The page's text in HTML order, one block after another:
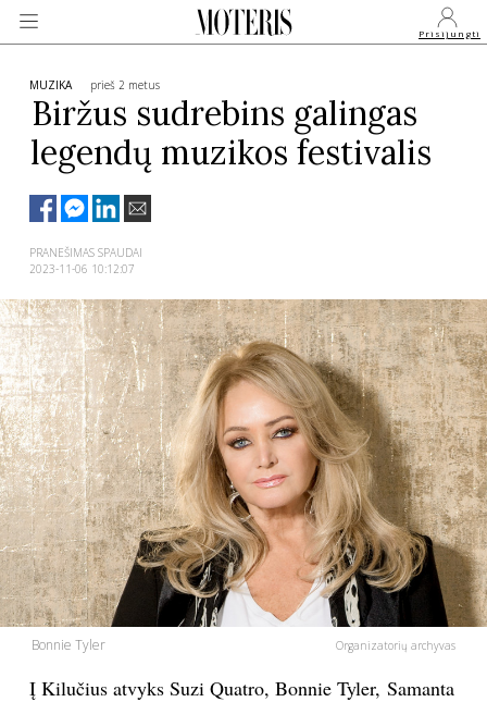
Prisijungti
VEIDAI
MONARCHIJA
GROŽIS
SVEIKATA
APIE MANE
PSICHOLOGIJA
HOROSKOPAI
ASTROLOGIJA
MUZIKA prieš 2 metus
Biržus sudrebins galingas
legendų muzikos festivalis
PRANEŠIMAS SPAUDAI
2023-11-06 10:12:07
Bonnie Tyler Organizatorių archyvas
Į Kilučius atvyks Suzi Quatro, Bonnie Tyler, Samanta